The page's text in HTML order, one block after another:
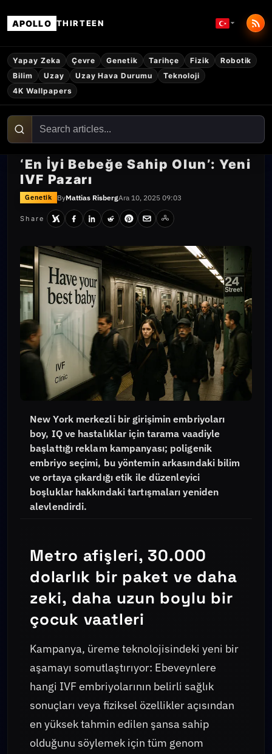
APOLLO THIRTEEN
Yapay Zeka Çevre Genetik Tarihçe Fizik
Robotik
Bilim
Uzay Uzay Hava Durumu
Teknoloji
4K Wallpapers
‘En İyi Bebeğe Sahip Olun’: Yeni
IVF Pazarı
Genetik ByMattias RisbergAra 10, 2025 09:03
Share
New York merkezli bir girişimin embriyoları
boy, IQ ve hastalıklar için tarama vaadiyle
başlattığı reklam kampanyası; poligenik
embriyo seçimi, bu yöntemin arkasındaki bilim
ve ortaya çıkardığı etik ile düzenleyici
boşluklar hakkındaki tartışmaları yeniden
alevlendirdi.
Metro afişleri, 30.000
dolarlık bir paket ve daha
zeki, daha uzun boylu bir
çocuk vaatleri
Kampanya, üreme teknolojisindeki yeni bir
aşamayı somutlaştırıyor: Ebeveynlere
hangi IVF embriyolarının belirli sağlık
sonuçları veya fiziksel özellikler açısından
en yüksek tahmin edilen şansa sahip
olduğunu söylemek için tüm genom